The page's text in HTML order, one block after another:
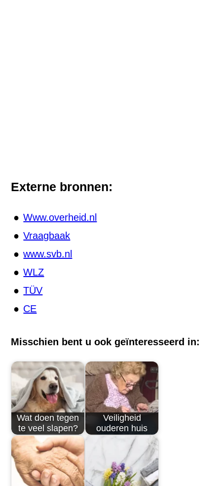
Externe bronnen:
Www.overheid.nl
Vraagbaak
www.svb.nl
WLZ
TÜV
CE
Misschien bent u ook geïnteresseerd in:
Wat doen tegen
te veel slapen?
Veiligheid
ouderen huis